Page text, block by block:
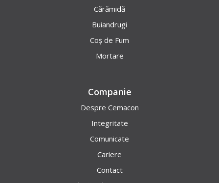
Cărămidă
Buiandrugi
Coș de Fum
Mortare
Companie
Despre Cemacon
Integritate
Comunicate
Cariere
Contact